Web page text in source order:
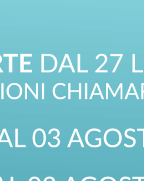
e software di
stranieri che non